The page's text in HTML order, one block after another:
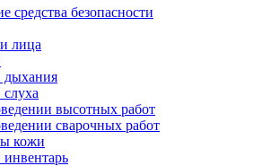
средства безопасности
лица
дыхания
высотных работ
сварочных работ
кожи